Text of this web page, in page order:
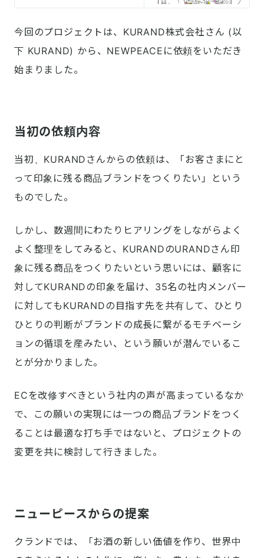
今回のプロジェクトは、KURAND株式会社さん (以
下 KURAND) から、NEWPEACEに依頼をいただき
始まりました。
当初の依頼内容
当初、KURANDさんからの依頼は、「お客さまにと
って印象に残る商品ブランドをつくりたい」という
ものでした。
しかし、数週間にわたりヒアリングをしながらよく
よく整理をしてみると、KURANDのURANDさん印
象に残る商品をつくりたいという思いには、顧客に
対してKURANDの印象を届け、35名の社内メンバー
に対してもKURANDの目指す先を共有して、ひとり
ひとりの判断がブランドの成長に繋がるモチベーシ
ョンの循環を産みたい、という願いが潜んでいるこ
とが分かりました。
ECを改修すべきという社内の声が高まっているなか
で、この願いの実現には一つの商品ブランドをつく
ることは最適な打ち手ではないと、プロジェクトの
変更を共に検討して行きました。
ニューピースからの提案
クランドでは​​、「お酒の新しい価値を作り、世界中